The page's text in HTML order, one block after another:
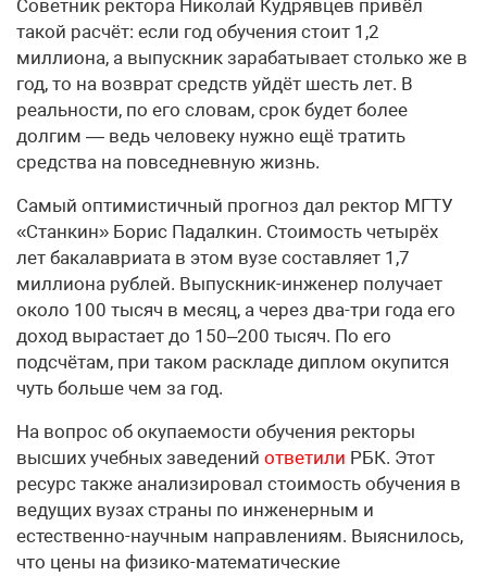
Советник ректора Николай Кудрявцев привёл
такой расчёт: если год обучения стоит 1,2
миллиона, а выпускник зарабатывает столько же в
год, то на возврат средств уйдёт шесть лет. В
реальности, по его словам, срок будет более
долгим — ведь человеку нужно ещё тратить
средства на повседневную жизнь.
Самый оптимистичный прогноз дал ректор МГТУ
«Станкин» Борис Падалкин. Стоимость четырёх
лет бакалавриата в этом вузе составляет 1,7
миллиона рублей. Выпускник-инженер получает
около 100 тысяч в месяц, а через два-три года его
доход вырастает до 150–200 тысяч. По его
подсчётам, при таком раскладе диплом окупится
чуть больше чем за год.
На вопрос об окупаемости обучения ректоры
высших учебных заведений ответили РБК. Этот
ресурс также анализировал стоимость обучения в
ведущих вузах страны по инженерным и
естественно-научным направлениям. Выяснилось,
что цены на физико-математические